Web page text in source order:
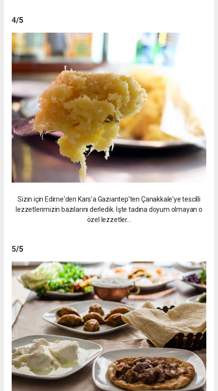
4/5
Sizin için Edirne'den Kars'a Gaziantep'ten Çanakkale'ye tescilli
lezzetlerimizin bazılarını derledik. İşte tadına doyum olmayan o
özel lezzetler...
5/5